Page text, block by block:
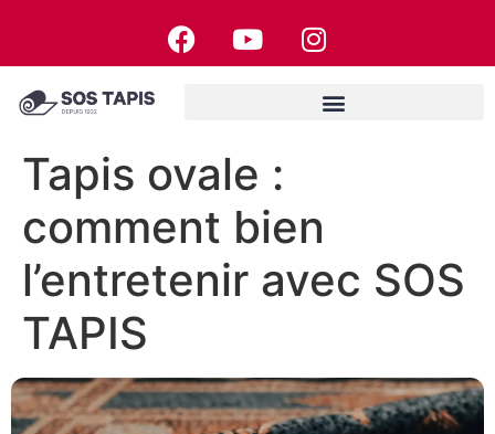
Tapis ovale :
comment bien
l’entretenir avec SOS
TAPIS